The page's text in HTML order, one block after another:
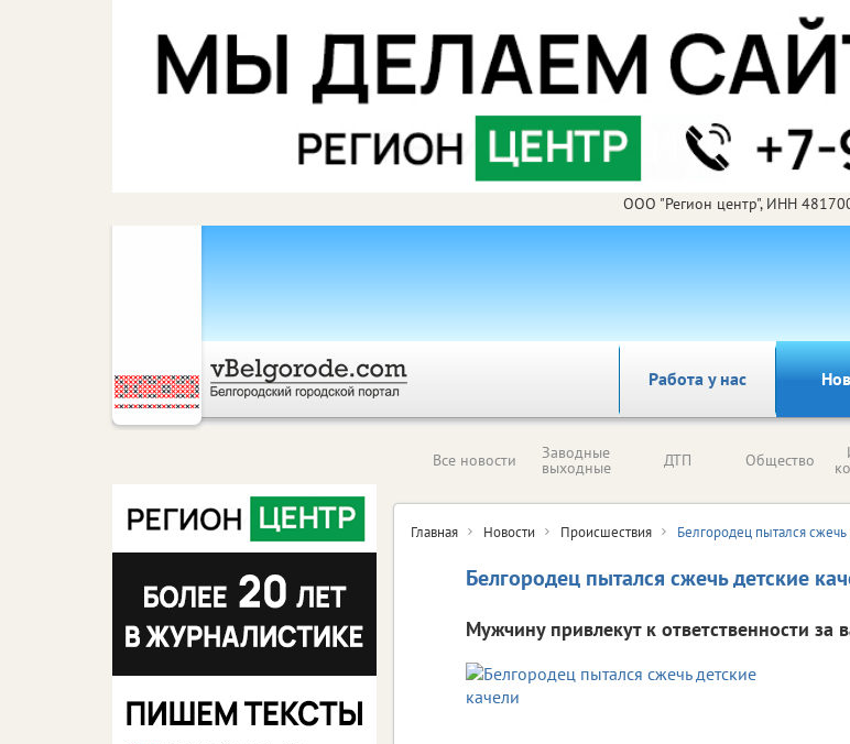
ООО "Регион центр", ИНН
Работа у нас
Все новости Заводные
выходные ДТП Общество
Главная Новости Происшествия Белгородец пытался сжечь
Белгородец пытался сжечь детские
Мужчину привлекут к ответственности за